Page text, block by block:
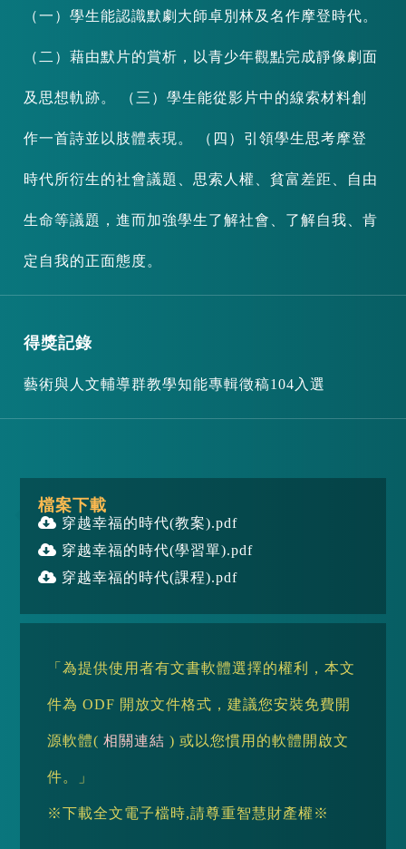
（一）學生能認識默劇大師卓別林及名作摩登時代。
（二）藉由默片的賞析，以青少年觀點完成靜像劇面
及思想軌跡。 （三）學生能從影片中的線索材料創
作一首詩並以肢體表現。 （四）引領學生思考摩登
時代所衍生的社會議題、思索人權、貧富差距、自由
生命等議題，進而加強學生了解社會、了解自我、肯
定自我的正面態度。
得獎記錄
藝術與人文輔導群教學知能專輯徵稿104入選
檔案下載
穿越幸福的時代(教案).pdf
穿越幸福的時代(學習單).pdf
穿越幸福的時代(課程).pdf
「為提供使用者有文書軟體選擇的權利，本文
件為 ODF 開放文件格式，建議您安裝免費開
源軟體(相關連結 ) 或以您慣用的軟體開啟文
件。」
※下載全文電子檔時,請尊重智慧財產權※